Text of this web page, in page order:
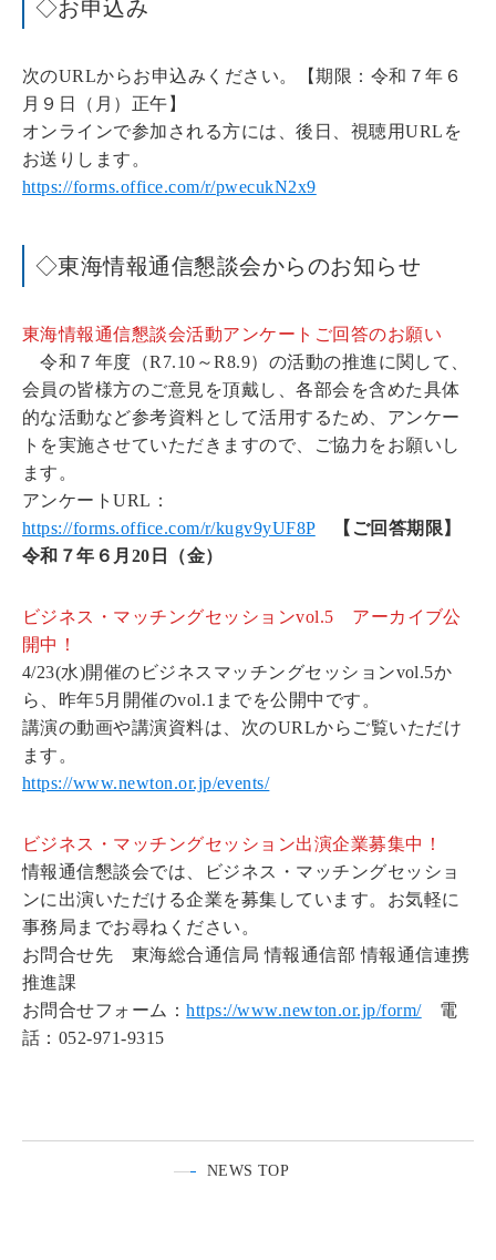
◇お申込み
次のURLからお申込みください。【期限：令和７年６
月９日（月）正午】
オンラインで参加される方には、後日、視聴用URLを
お送りします。
https://forms.office.com/r/pwecukN2x9
◇東海情報通信懇談会からのお知らせ
東海情報通信懇談会活動アンケートご回答のお願い
令和７年度（R7.10～R8.9）の活動の推進に関して、
会員の皆様方のご意見を頂戴し、各部会を含めた具体
的な活動など参考資料として活用するため、アンケー
トを実施させていただきますので、ご協力をお願いし
ます。
アンケートURL：
https://forms.office.com/r/kugv9yUF8P
【ご回答期限】
令和７年６月20日（金）
ビジネス・マッチングセッションvol.5 アーカイブ公
開中！
4/23(水)開催のビジネスマッチングセッションvol.5か
ら、昨年5月開催のvol.1までを公開中です。
講演の動画や講演資料は、次のURLからご覧いただけ
ます。
https://www.newton.or.jp/events/
ビジネス・マッチングセッション出演企業募集中！
情報通信懇談会では、ビジネス・マッチングセッショ
ンに出演いただける企業を募集しています。お気軽に
事務局までお尋ねください。
お問合せ先 東海総合通信局 情報通信部 情報通信連携
推進課
お問合せフォーム：https://www.newton.or.jp/form/電
話：052-971-9315
NEWS TOP